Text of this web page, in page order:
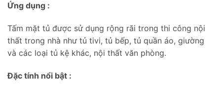
Ứng dụng :
Tấm mặt tủ được sử dụng rộng rãi trong thi công nội
thất trong nhà như tủ tivi, tủ bếp, tủ quần áo, giường
và các loại tủ kệ khác, nội thất văn phòng.
Đặc tính nổi bật :